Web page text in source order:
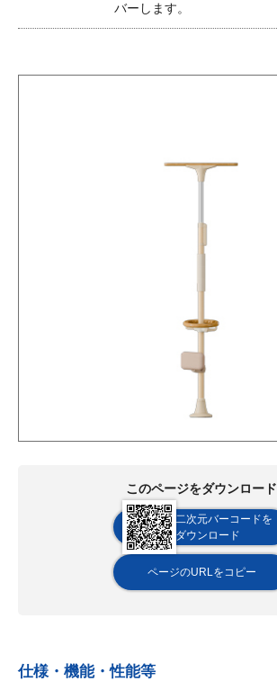
バーします。
このページをダウンロード
二次元バーコードを
ダウンロード
ページのURLをコピー
仕様・機能・性能等